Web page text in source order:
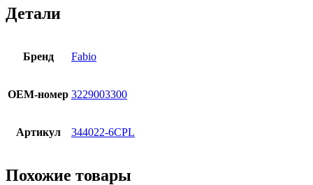
Детали
Бренд Fabio
OЕМ-номер 3229003300
Артикул 344022-6CPL
Похожие товары